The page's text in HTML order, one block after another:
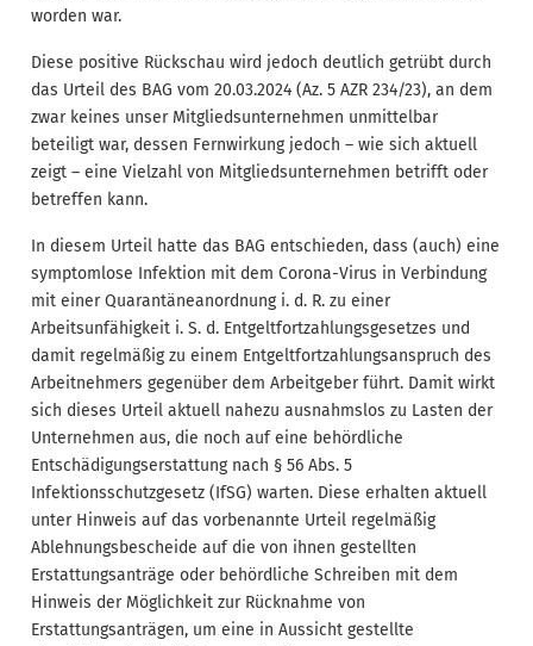
worden war.
Diese positive Rückschau wird jedoch deutlich getrübt durch
das Urteil des BAG vom 20.03.2024 (Az. 5 AZR 234/23), an dem
zwar keines unser Mitgliedsunternehmen unmittelbar
beteiligt war, dessen Fernwirkung jedoch – wie sich aktuell
zeigt – eine Vielzahl von Mitgliedsunternehmen betrifft oder
betreffen kann.
In diesem Urteil hatte das BAG entschieden, dass (auch) eine
symptomlose Infektion mit dem Corona-Virus in Verbindung
mit einer Quarantäneanordnung i. d. R. zu einer
Arbeitsunfähigkeit i. S. d. Entgeltfortzahlungsgesetzes und
damit regelmäßig zu einem Entgeltfortzahlungsanspruch des
Arbeitnehmers gegenüber dem Arbeitgeber führt. Damit wirkt
sich dieses Urteil aktuell nahezu ausnahmslos zu Lasten der
Unternehmen aus, die noch auf eine behördliche
Entschädigungserstattung nach § 56 Abs. 5
Infektionsschutzgesetz (IfSG) warten. Diese erhalten aktuell
unter Hinweis auf das vorbenannte Urteil regelmäßig
Ablehnungsbescheide auf die von ihnen gestellten
Erstattungsanträge oder behördliche Schreiben mit dem
Hinweis der Möglichkeit zur Rücknahme von
Erstattungsanträgen, um eine in Aussicht gestellte